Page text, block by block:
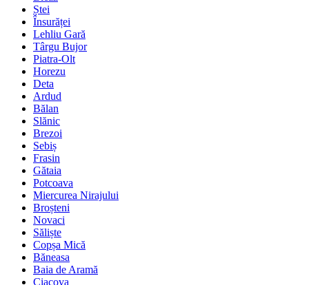
Ștei
Însurăței
Lehliu Gară
Târgu Bujor
Piatra-Olt
Horezu
Deta
Ardud
Bălan
Slănic
Brezoi
Sebiș
Frasin
Gătaia
Potcoava
Miercurea Nirajului
Broșteni
Novaci
Săliște
Copșa Mică
Băneasa
Baia de Aramă
Ciacova